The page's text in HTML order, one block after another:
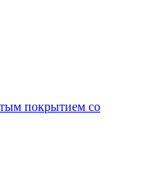
покрытием cо